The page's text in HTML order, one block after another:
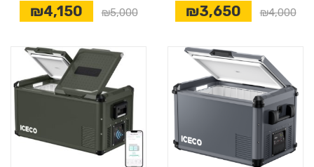
₪4,000
₪3,650
₪5,000
₪4,150